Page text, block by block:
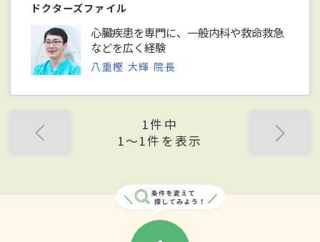
ドクターズファイル
心臓疾患を専門に、一般内科や救命救急
などを広く経験
八重樫 大輝 院長
1件中
1〜1件を表示